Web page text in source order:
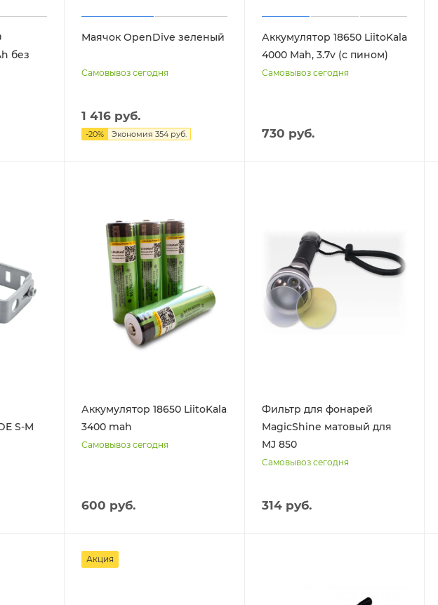
без
Маячок OpenDive зеленый
Самовывоз сегодня
1 416 руб.
-20% Экономия354 руб.
Аккумулятор 18650 LiitoKala
4000 Mah, 3.7v (с пином)
Самовывоз сегодня
730 руб.
S-M
Аккумулятор 18650 LiitoKala
3400 mah
Самовывоз сегодня
600 руб.
Фильтр для фонарей
MagicShine матовый для
MJ 850
Самовывоз сегодня
314 руб.
Акция